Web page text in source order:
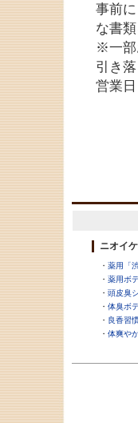
事前
な書
※一部
引き
営業日
ニオイ
・ 薬用「
・ 薬用ボ
・ 頭皮臭
・ 体臭ボ
・ 良香習
・ 体爽や